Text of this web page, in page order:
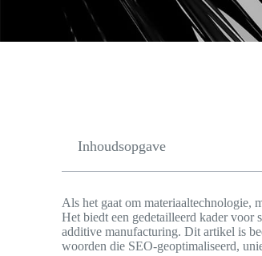
Inhoudsopgave
Als het gaat om materiaaltechnologie,
Het biedt een gedetailleerd kader
additive manufacturing. Dit artikel is
woorden die SEO-geoptimaliseerd,